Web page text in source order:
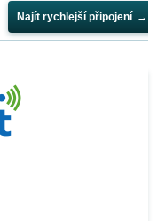
Najít rychlejší připojení